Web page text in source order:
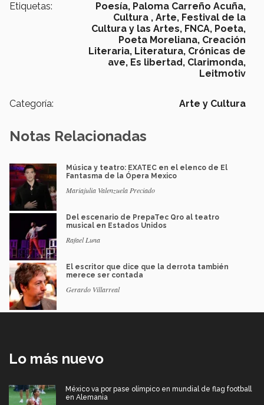
Etiquetas: Poesía, Paloma Carreño Acuña,
Cultura , Arte, Festival de la
Cultura y las Artes, FNCA, Poeta,
Poeta Moreliana, Creación
Literaria, Literatura, Crónicas de
ave, Es libertad, Clarimonda,
Leitmotiv
Categoría: Arte y Cultura
Notas Relacionadas
Música y teatro: EXATEC en el elenco de El
Fantasma de la Ópera Mexico
Mariajulia Valenzuela Preciado
Del escenario de PrepaTec Qro al teatro
musical en Estados Unidos
Rafael Luna
El escritor que dice que la derrota también
merece ser contada
Gerardo Villarreal
Lo más nuevo
México va por pase olímpico en mundial de flag football
en Alemania